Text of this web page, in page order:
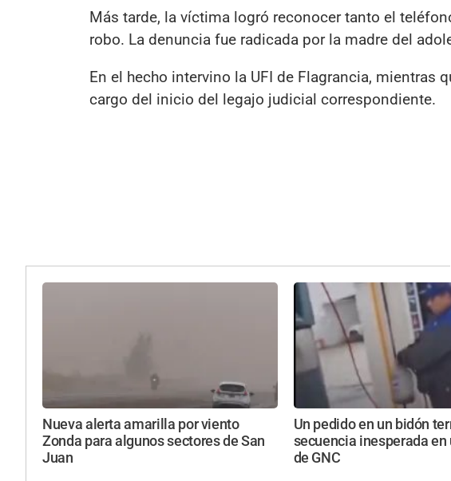
Más tarde, la víctima logró reconocer tanto el
robo. La denuncia fue radicada por la madre del
En el hecho intervino la UFI de Flagrancia, mientras
cargo del inicio del legajo judicial correspondiente.
Nueva alerta amarilla por viento
Zonda para algunos sectores de San
Juan
Un pedido en un bidón
secuencia inesperada en
de GNC